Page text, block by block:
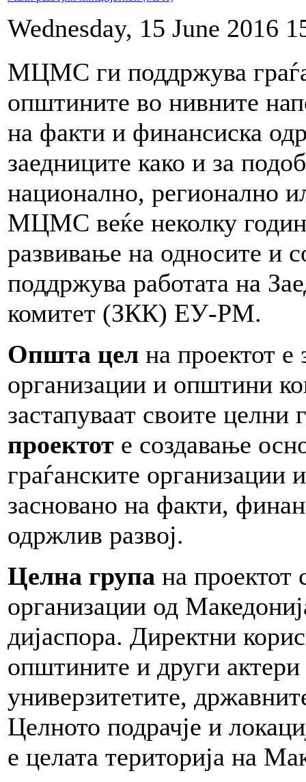
Wednesday, 15 June 2016
МЦМС ги поддржува
општините во нивните
на факти и финансиска
заедниците како и за
национално, регионално
МЦМС веќе неколку
развивање на односите и
поддржува работата на
комитет (ЗКК) ЕУ-РМ.
Општа цел на проектот е
организации и општини
застапуваат своите
проектот е создавање
граѓанските организации
засновано на факти,
одржлив развој.
Целна група на проектот
организации од
дијаспора. Директни
општините и други
универзитетите,
Целното подрачје и
е целата територија на